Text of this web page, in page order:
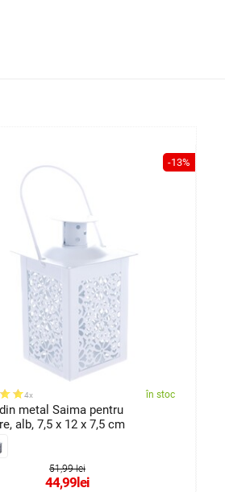
-13%
4x în stoc
metal Saima pentru
alb, 7,5 x 12 x 7,5 cm
51,99 lei
44,99lei